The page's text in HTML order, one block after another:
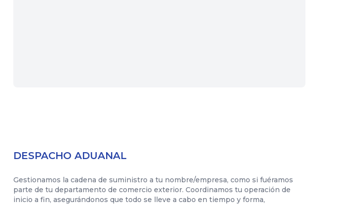
DESPACHO ADUANAL
Gestionamos la cadena de suministro a tu nombre/empresa, como si fuéramos
parte de tu departamento de comercio exterior. Coordinamos tu operación de
inicio a fin, asegurándonos que todo se lleve a cabo en tiempo y forma,